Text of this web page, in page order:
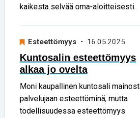
kaikesta selvää oma-aloitteisesti.
Esteettömyys • 16.05.2025
Kuntosalin esteettömyys
alkaa jo ovelta
Moni kaupallinen kuntosali
palvelujaan esteettöminä, mutta
todellisuudessa esteettömyys